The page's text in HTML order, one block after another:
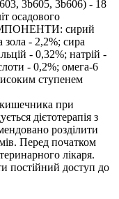
3b605, 3b606) - 18
осадового
сирий
- 2,2%; сира
- 0,32%; натрій -
- 0,2%; омега-6
ступенем
при
дієтотерапія з
розділити
Перед початком
лікаря.
постійний доступ до